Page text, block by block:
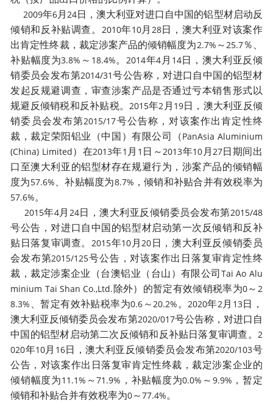
2009年6月24日，澳大利亚对进口自中国的铝型材启动反
倾销和反补贴调查。
2010年10月 28日，澳大利亚对该案作
出肯定性终裁，裁定涉案产品的倾销幅度为2.7% ～25.7％、
补贴幅度为3.8% ～ 18.4%。2014年4月 14日，澳大利亚反倾
销委员会发布第2014/31号公告称，对进口自中国的铝型材
发起反规避调查，审查涉案产品是否通过亏本销售形式以
规避反倾销税和反补贴税。 2015年2月 19日，澳大利亚反倾
销委员会发布第2015/17号公告称，对该案作出肯定性终
裁，裁定荣阳铝业（中国）有限公司（PanAsia Aluminium
(China) Limited）在2013年1 月 1 日～2013年10月27日期间出
口至澳大利亚的铝型材存在规避行为，涉案产品的倾销幅
度为57.6%、补贴幅度为8.7% ，倾销和补贴合并有效税率为
57.6%。
2015年4月 24日，澳大利亚反倾销委员会发布第2015/48
号公告，对进口自中国的铝型材启动第一次反倾销和反补
贴日落复审调查。 2015年10月20日，澳大利亚反倾销委员
会发布第2015/125号公告，对该案作出日落复审肯定性终
裁，裁定涉案企业（台澳铝业（台山）有限公司Tai Ao Alu
minium Tai Shan Co.,Ltd.除外）的暂定有效倾销税率为0～ 2
8.3% 、暂定有效补贴税率为0.6 ～20.2%。2020年2月 13日，
澳大利亚反倾销委员会发布第2020/017号公告称，对进口自
中国的铝型材启动第二次反倾销和反补贴日落复审调查。 2
020年10月 16日，澳大利亚反倾销委员会发布第2020/103号
公告，对该案作出日落复审肯定性终裁，裁定涉案企业的
倾销幅度为11.1% ～71.9% ，补贴幅度为0.0% ～ 9.9% ，暂定
倾销和补贴合并有效税率为0～77.4%。